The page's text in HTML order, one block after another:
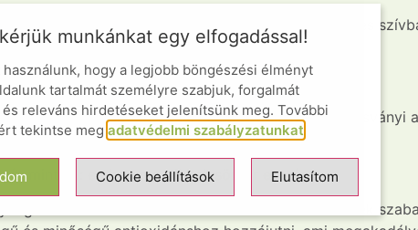
erősítésre, daganatok, fertőzések ellen, máj és
állaton egyaránt.
ami fertőzések leküzdésében fontos.
tápanyagokat is tartalmaz vitaminokat és ásványi
mint pl.: emberen a pikkelysömör esetén.
szervezetet. Az emésztés során is keletkeznek
munkánkat egy elfogadással!
hogy a legjobb böngészési élményt
tartalmát személyre szabjuk, forgalmát
releváns hirdetéseket jelenítsünk meg. További
tekintse meg adatvédelmi szabályzatunkat
Cookie beállítások Elutasítom